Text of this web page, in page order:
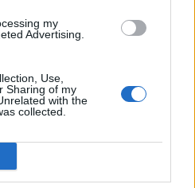
my
Advertising.
Use,
Sharing of my
with the
collected.
van Flick en begint in
Ajax-talent Abdellah
Messi
volgende ronde na